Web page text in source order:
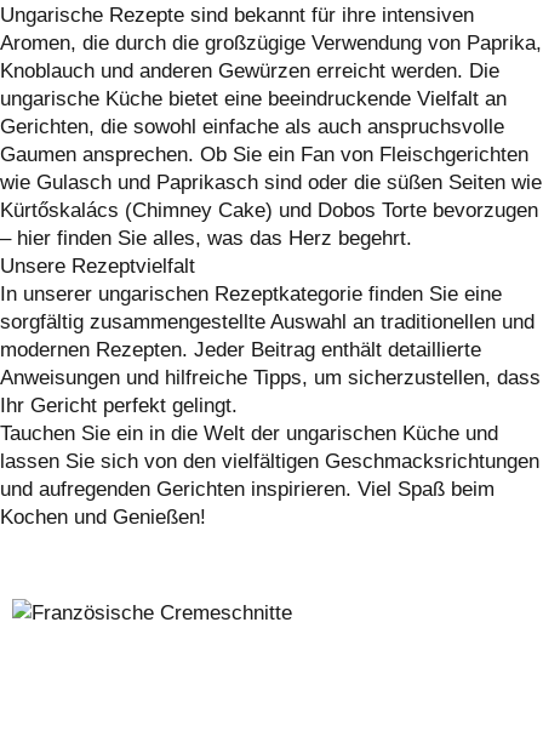
Ungarische Rezepte sind bekannt für ihre intensiven
Aromen, die durch die großzügige Verwendung von Paprika,
Knoblauch und anderen Gewürzen erreicht werden. Die
ungarische Küche bietet eine beeindruckende Vielfalt an
Gerichten, die sowohl einfache als auch anspruchsvolle
Gaumen ansprechen. Ob Sie ein Fan von Fleischgerichten
wie Gulasch und Paprikasch sind oder die süßen Seiten wie
Kürtőskalács (Chimney Cake) und Dobos Torte bevorzugen
– hier finden Sie alles, was das Herz begehrt.
Unsere Rezeptvielfalt
In unserer ungarischen Rezeptkategorie finden Sie eine
sorgfältig zusammengestellte Auswahl an traditionellen und
modernen Rezepten. Jeder Beitrag enthält detaillierte
Anweisungen und hilfreiche Tipps, um sicherzustellen, dass
Ihr Gericht perfekt gelingt.
Tauchen Sie ein in die Welt der ungarischen Küche und
lassen Sie sich von den vielfältigen Geschmacksrichtungen
und aufregenden Gerichten inspirieren. Viel Spaß beim
Kochen und Genießen!